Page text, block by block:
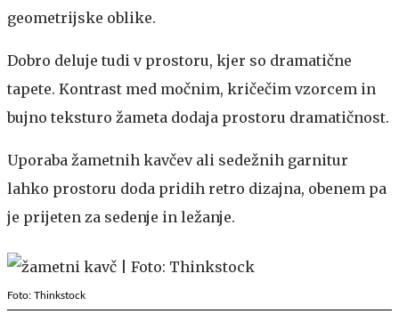
geometrijske oblike.
Dobro deluje tudi v prostoru, kjer so dramatične
tapete. Kontrast med močnim, kričečim vzorcem in
bujno teksturo žameta dodaja prostoru dramatičnost.
Uporaba žametnih kavčev ali sedežnih garnitur
lahko prostoru doda pridih retro dizajna, obenem pa
je prijeten za sedenje in ležanje.
Foto: Thinkstock